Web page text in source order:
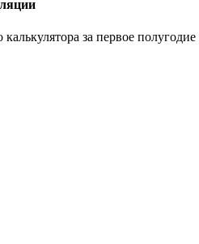
за первое